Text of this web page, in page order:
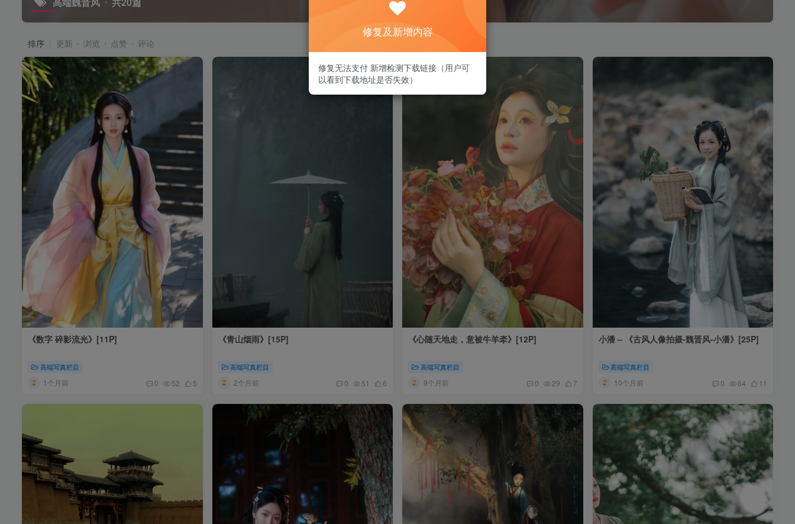
排序 更新 浏览 点赞 评论
《数字 碎影流光》[11P]
高端写真栏目
1个月前 0 52 5
《青山烟雨》[15P]
高端写真栏目
2个月前 0 51 6
《心随天地走，意被牛羊牵》[12P]
高端写真栏目
9个月前 0 29 7
小潘 – 《古风人像拍摄-魏晋风-小潘》[25P]
高端写真栏目
10个月前 0 64 11
修复及新增内容
修复无法支付 新增检测下载链接（用户可
以看到下载地址是否失效）